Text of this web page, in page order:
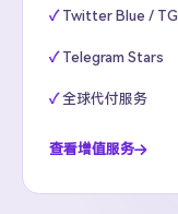
Twitter Blue /
Telegram Stars
全球代付服务
查看增值服务